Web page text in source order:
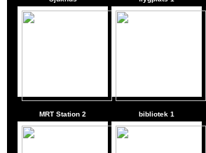
MRT Station 2 bibliotek 1